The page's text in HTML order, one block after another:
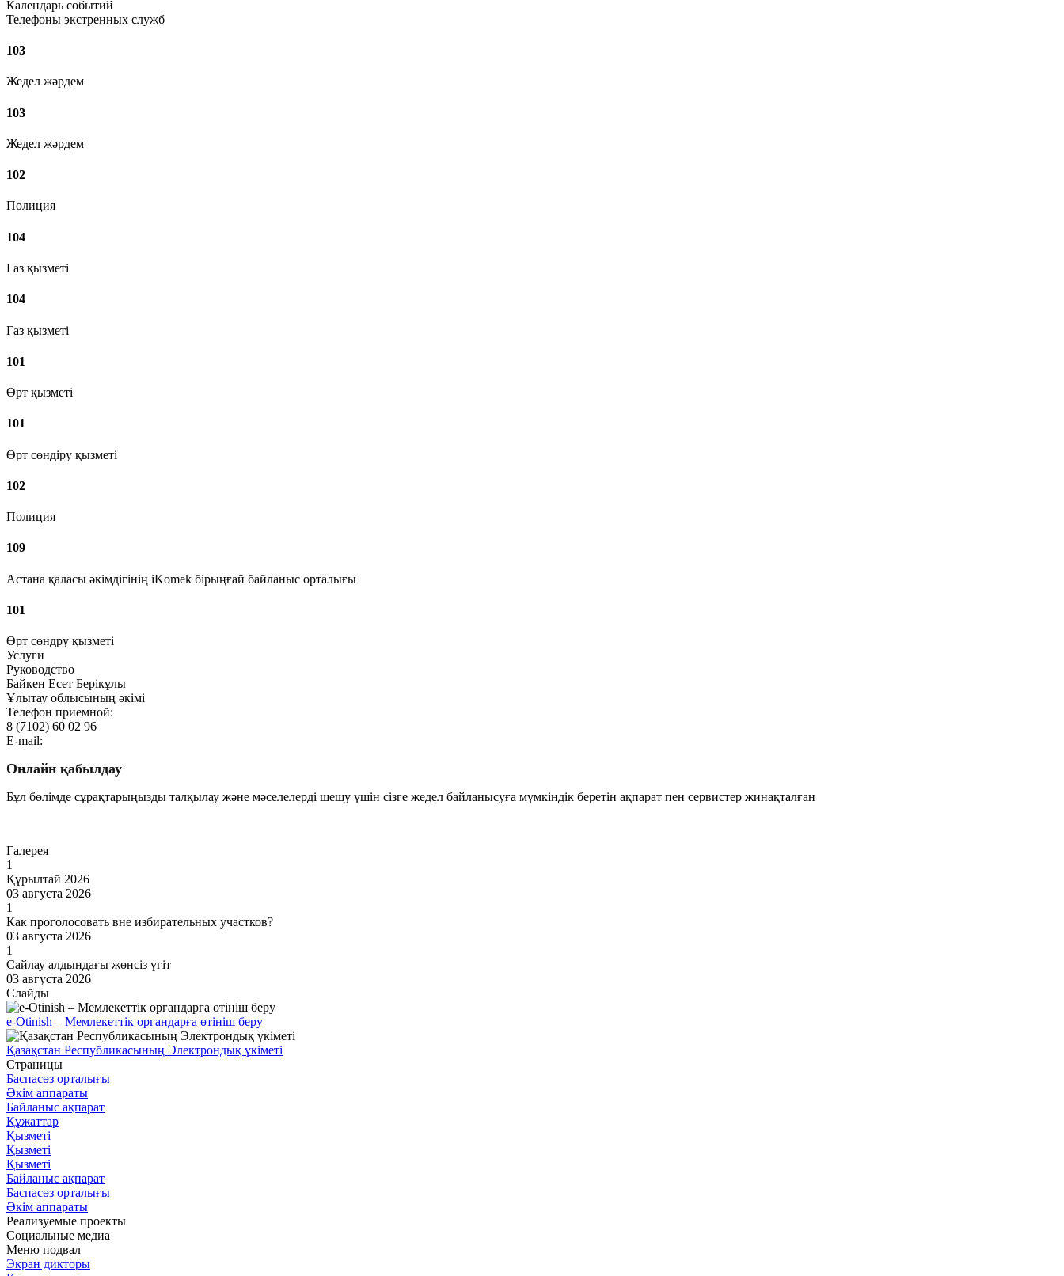
Календарь событий
Телефоны экстренных служб
103
Жедел жәрдем
103
Жедел жәрдем
102
Полиция
104
Газ қызметі
104
Газ қызметі
101
Өрт қызметі
101
Өрт сөндіру қызметі
102
Полиция
109
Астана қаласы әкімдігінің iKomek бірыңғай байланыс орталығы
101
Өрт сөндру қызметі
Услуги
Руководство
Байкен Есет Берікұлы
Ұлытау облысының әкімі
Телефон приемной:
8 (7102) 60 02 96
E-mail:
Онлайн қабылдау
Бұл бөлімде сұрақтарыңызды талқылау және мәселелерді шешу үшін сізге жедел байланысуға мүмкіндік беретін ақпарат пен сервистер жинақталған
Галерея
1
Құрылтай 2026
03 августа 2026
1
Как проголосовать вне избирательных участков?
03 августа 2026
1
Сайлау алдындағы жөнсіз үгіт
03 августа 2026
Слайды
e-Otinish – Мемлекеттік органдарға өтініш беру
Қазақстан Республикасының Электрондық үкіметі
Страницы
Баспасөз орталығы
Әкім аппараты
Байланыс ақпарат
Құжаттар
Қызметі
Қызметі
Қызметі
Байланыс ақпарат
Баспасөз орталығы
Әкім аппараты
Реализуемые проекты
Социальные медиа
Меню подвал
Экран дикторы